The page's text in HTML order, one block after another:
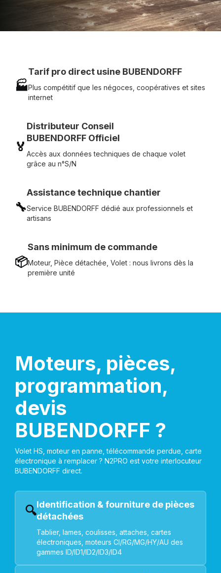
🏭
Tarif pro direct usine BUBENDORFF
Plus compétitif que les négoces, coopératives et sites
internet
🏅
Distributeur Conseil
BUBENDORFF Officiel
Accès aux données techniques de chaque volet
grâce au n°S/N
🔧
Assistance technique chantier
Service BUBENDORFF dédié aux professionnels et
artisans
📦
Sans minimum de commande
Moteur, Pièce détachée, Volet : nous livrons dès la
première unité
Moteurs, pièces,
programmation,
devis
BUBENDORFF ?
Volet HS, moteur en panne, télécommande perdue, carte
électronique à remplacer ? N2PRO est votre interlocuteur
BUBENDORFF direct.
🔍Identification & fourniture de pièces
détachées
Tablier, lames, coulisses, attaches, cartes
électroniques, moteurs CI/RG/MG/HY/AU des
gammes ID/ID1/ID2/ID3/ID4